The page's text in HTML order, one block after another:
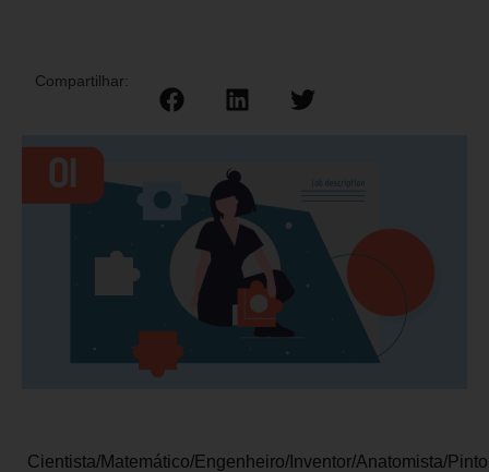
Compartilhar:
Cientista/Matemático/Engenheiro/Inventor/Anatomista/